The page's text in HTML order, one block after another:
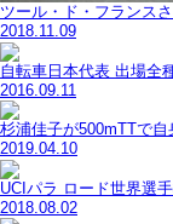
ツール・ド・フランス
2018.11.09
自転車日本代表 出場全
2016.09.11
杉浦佳子が500mTTで
2019.04.10
UCIパラ ロード世界選
2018.08.02